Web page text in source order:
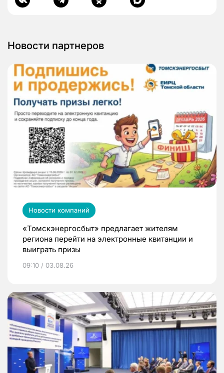
Новости партнеров
Новости компаний
«Томскэнергосбыт» предлагает жителям
региона перейти на электронные квитанции и
выиграть призы
09:10 / 03.08.26